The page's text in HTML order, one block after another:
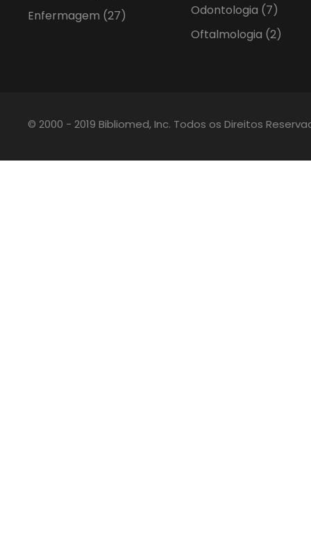
Enfermagem (27)
Odontologia (7)
Oftalmologia (2)
© 2000 - 2019 Bibliomed, Inc. Todos os Direitos